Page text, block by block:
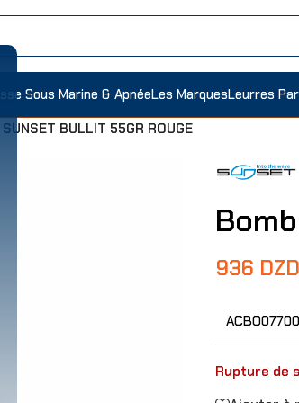
Sous Marine & ApnéeLes MarquesLeurres
BULLIT 55GR ROUGE
936 DZD
Rupture de